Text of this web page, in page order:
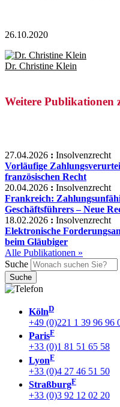
26.10.2020
Dr. Christine Klein
Weitere Publikationen
27.04.2026 : Insolvenzrecht
Vorläufige
französischen Recht
20.04.2026 : Insolvenzrecht
Frankreich:
Geschäftsführers – Neue
18.02.2026 : Insolvenzrecht
Elektronische
beim Gläubiger
Alle Publikationen »
Suche
KölnD
+49 (0)221 1 39 96 96
ParisF
+33 (0)1 81 51 65 58
LyonF
+33 (0)4 27 46 51 50
StraßburgF
+33 (0)3 92 12 02 20